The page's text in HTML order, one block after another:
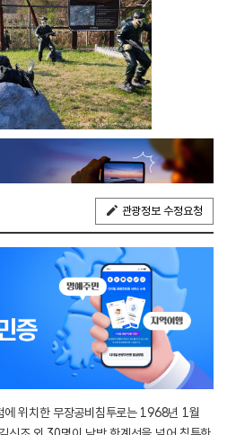
관광정보 수정요청
위치한 무장공비침투로는 1968년 1월